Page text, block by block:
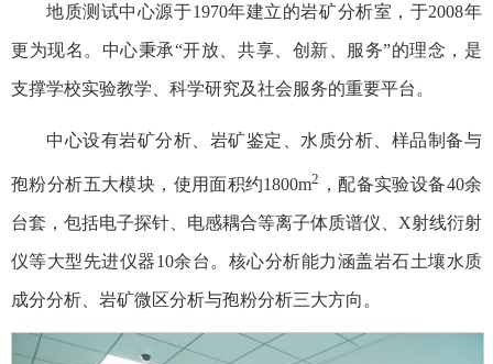
地质测试中心源于1970年建立的岩矿分析室，于2008年
更为现名。中心秉承“开放、共享、创新、服务”的理念，是
支撑学校实验教学、科学研究及社会服务的重要平台。
中心设有岩矿分析、岩矿鉴定、水质分析、样品制备与
孢粉分析五大模块，使用面积约1800m2 ，配备实验设备40余
台套，包括电子探针、电感耦合等离子体质谱仪、X射线衍射
仪等大型先进仪器10余台。核心分析能力涵盖岩石土壤水质
成分分析、岩矿微区分析与孢粉分析三大方向。